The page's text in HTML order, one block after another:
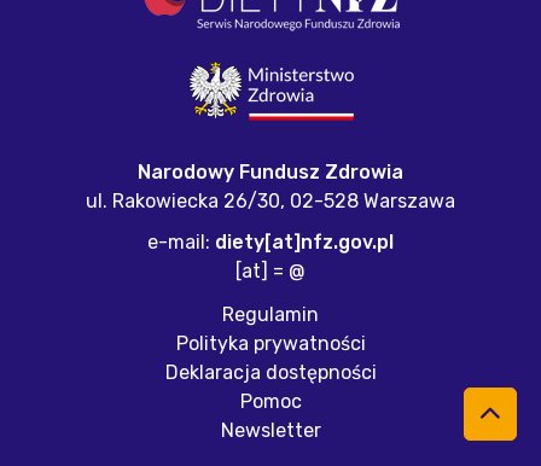
Narodowy Fundusz Zdrowia
ul. Rakowiecka 26/30, 02-528 Warszawa
e-mail: diety[at]nfz.gov.pl
[at] = @
Regulamin
Polityka prywatności
Deklaracja dostępności
Pomoc
Newsletter